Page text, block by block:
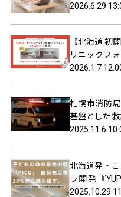
け入れ
2026.6.29
【北海道 初
リニックフ
開院
2026.1.7
札幌市消防
基盤とした
ル化
2025.11.6
北海道発・
ラ開発『
「始動ネクス
2025.10.29